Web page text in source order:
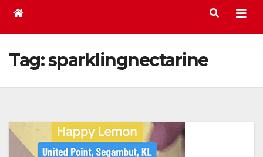
Tag:sparklingnectarine